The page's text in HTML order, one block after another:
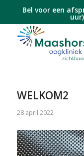
Bel voor een
WELKOM2
28 april 2022